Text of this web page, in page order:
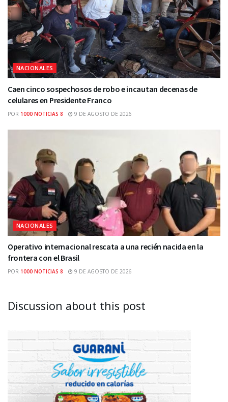
NACIONALES
Caen cinco sospechosos de robo e incautan decenas de
celulares en Presidente Franco
POR 1000 NOTICIAS 8 9 DE AGOSTO DE 2026
NACIONALES
Operativo internacional rescata a una recién nacida en la
frontera con el Brasil
POR 1000 NOTICIAS 8 9 DE AGOSTO DE 2026
Discussion about this post